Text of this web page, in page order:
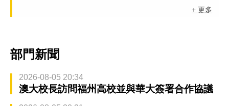
+ 更多
部門新聞
2026-08-05 20:34
澳大校長訪問福州高校並與華大簽署合作協議